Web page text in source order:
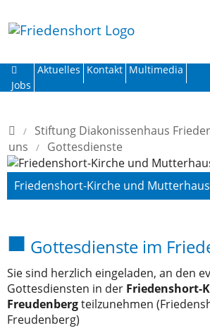
Jobs
Aktuelles Kontakt Multimedia
HomeStiftung Diakonissenhaus
uns
Gottesdienste
Friedenshort-Kirche und Mutterhaus
Gottesdienste im
Sie sind herzlich eingeladen, an den
Gottesdiensten in der Friedenshort-
Freudenbergteilzunehmen
Freudenberg)